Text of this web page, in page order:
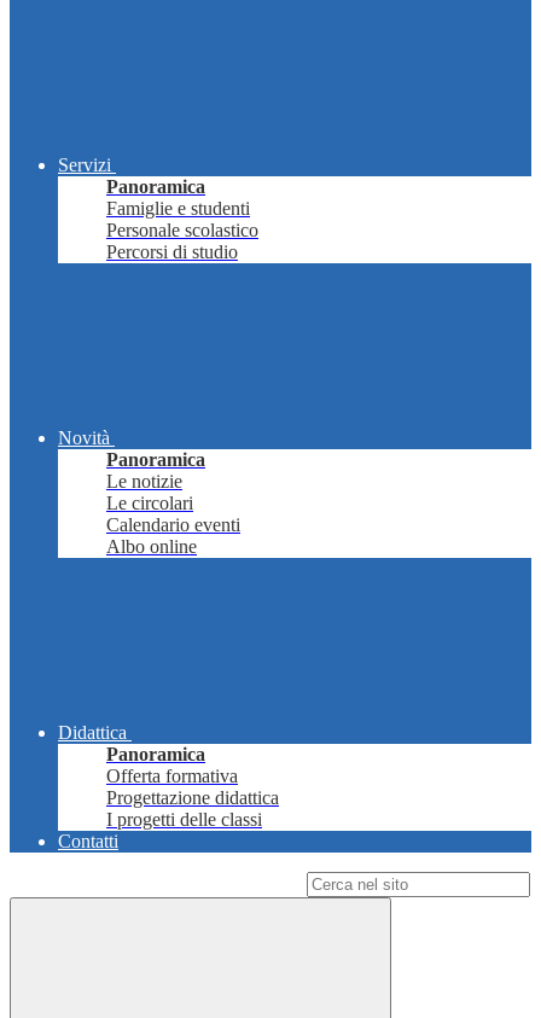
Servizi
Panoramica
Famiglie e studenti
Personale scolastico
Percorsi di studio
Novità
Panoramica
Le notizie
Le circolari
Calendario eventi
Albo online
Didattica
Panoramica
Offerta formativa
Progettazione didattica
I progetti delle classi
Contatti